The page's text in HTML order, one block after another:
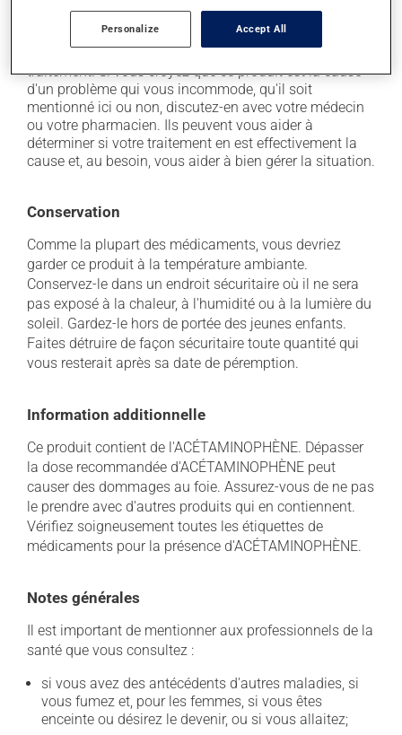
vomissements.
Chaque personne peut réagir différemment à un
traitement. Si vous croyez que ce produit est la cause
d'un problème qui vous incommode, qu'il soit
mentionné ici ou non, discutez-en avec votre médecin
ou votre pharmacien. Ils peuvent vous aider à
déterminer si votre traitement en est effectivement la
cause et, au besoin, vous aider à bien gérer la situation.
Conservation
Comme la plupart des médicaments, vous devriez
garder ce produit à la température ambiante.
Conservez-le dans un endroit sécuritaire où il ne sera
pas exposé à la chaleur, à l'humidité ou à la lumière du
soleil. Gardez-le hors de portée des jeunes enfants.
Faites détruire de façon sécuritaire toute quantité qui
vous resterait après sa date de péremption.
Information additionnelle
Ce produit contient de l'ACÉTAMINOPHÈNE. Dépasser
la dose recommandée d'ACÉTAMINOPHÈNE peut
causer des dommages au foie. Assurez-vous de ne pas
le prendre avec d'autres produits qui en contiennent.
Vérifiez soigneusement toutes les étiquettes de
médicaments pour la présence d'ACÉTAMINOPHÈNE.
Notes générales
Il est important de mentionner aux professionnels de la
santé que vous consultez :
si vous avez des antécédents d'autres maladies, si
vous fumez et, pour les femmes, si vous êtes
enceinte ou désirez le devenir, ou si vous allaitez;
Personalize Accept All